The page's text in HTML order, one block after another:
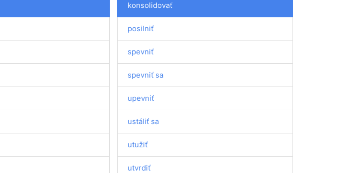
konsolidovať
posilniť
spevniť
spevniť sa
upevniť
ustáliť sa
utužiť
utvrdiť